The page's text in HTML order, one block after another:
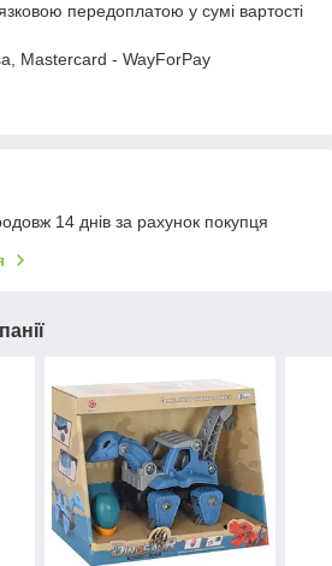
передоплатою у сумі вартості
Mastercard - WayForPay
14 днів за рахунок покупця